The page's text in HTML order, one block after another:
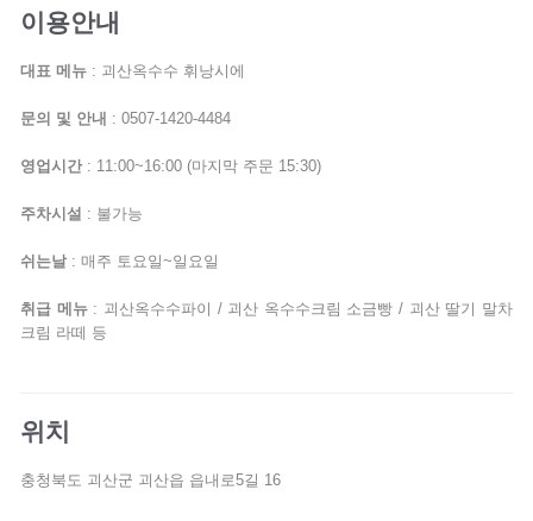
이용안내
대표 메뉴 : 괴산옥수수 휘낭시에
문의 및 안내 : 0507-1420-4484
영업시간 : 11:00~16:00 (마지막 주문 15:30)
주차시설 : 불가능
쉬는날 : 매주 토요일~일요일
취급 메뉴: 괴산옥수수파이 / 괴산 옥수수크림 소금빵 / 괴산 딸기 말차
크림 라떼 등
위치
충청북도 괴산군 괴산읍 읍내로5길 16